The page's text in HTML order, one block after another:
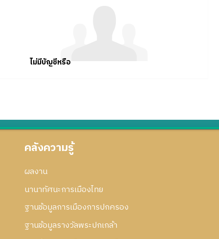
ไม่มีบัญชีหรือ
คลังความรู้
ผลงาน
นานาทัศนะการเมืองไทย
ฐานข้อมูลการเมืองการปกครอง
ฐานข้อมูลรางวัลพระปกเกล้า